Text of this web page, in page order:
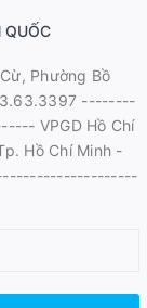
QUỐC
Phường Bồ
--------
VPGD Hồ Chí
Hồ Chí Minh -